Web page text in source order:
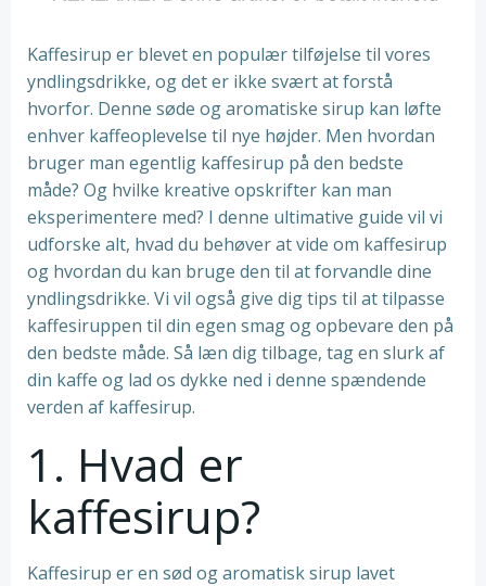
Kaffesirup er blevet en populær tilføjelse til vores
yndlingsdrikke, og det er ikke svært at forstå
hvorfor. Denne søde og aromatiske sirup kan løfte
enhver kaffeoplevelse til nye højder. Men hvordan
bruger man egentlig kaffesirup på den bedste
måde? Og hvilke kreative opskrifter kan man
eksperimentere med? I denne ultimative guide vil vi
udforske alt, hvad du behøver at vide om kaffesirup
og hvordan du kan bruge den til at forvandle dine
yndlingsdrikke. Vi vil også give dig tips til at tilpasse
kaffesiruppen til din egen smag og opbevare den på
den bedste måde. Så læn dig tilbage, tag en slurk af
din kaffe og lad os dykke ned i denne spændende
verden af kaffesirup.
1. Hvad er
kaffesirup?
Kaffesirup er en sød og aromatisk sirup lavet